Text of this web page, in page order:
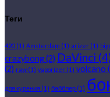
Теги
420 (1) Amsterdam (1) arizer (1)
crazybong(2) DaVinci
(2) raw (1) vaporizer (1) volcano
для курения (1) бабблер (1)